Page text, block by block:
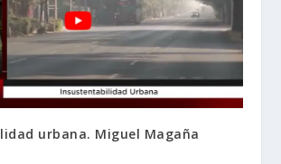
urbana. Miguel Magaña